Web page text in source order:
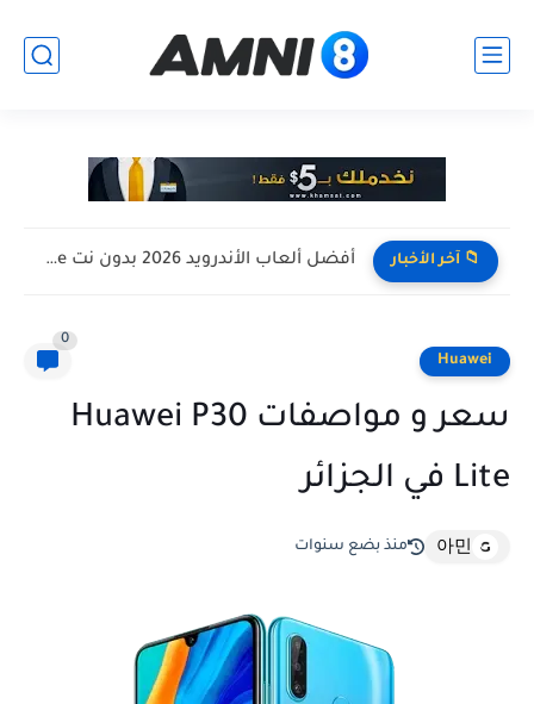
📁 آخر الأخبار أفضل ألعاب الأندرويد 2026 بدون نت Offline للأجهزة الضعيفة
Huawei
0
سعر و مواصفات Huawei P30
Lite في الجزائر
아민 منذ بضع سنوات